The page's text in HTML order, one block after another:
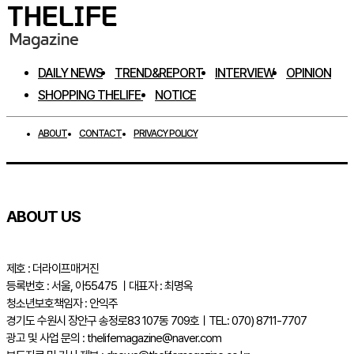
DAILY NEWS TREND&REPORT INTERVIEW
OPINION
SHOPPING THELIFE
NOTICE
ABOUT CONTACT PRIVACY POLICY
ABOUT US
제호 : 더라이프매거진
등록번호 : 서울, 아55475 ㅣ대표자 : 최명옥
청소년보호책임자 : 안익주
경기도 수원시 장안구 송정로83 107동 709호ㅣTEL: 070) 8711-7707
광고 및 사업 문의 : thelifemagazine@naver.com